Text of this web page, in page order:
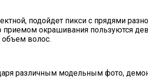
подойдет пикси с прядями
окрашивания пользуются
объем волос.
различным модельным фото,